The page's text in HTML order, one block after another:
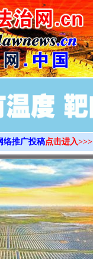
>
络推广投稿点击进入>>>